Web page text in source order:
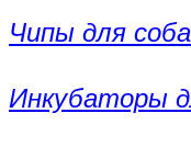
Чипы для
Инкубаторы